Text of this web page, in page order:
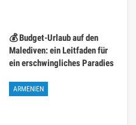
💰 Budget-Urlaub auf den
Malediven: ein Leitfaden für
ein erschwingliches Paradies
ARMENIEN